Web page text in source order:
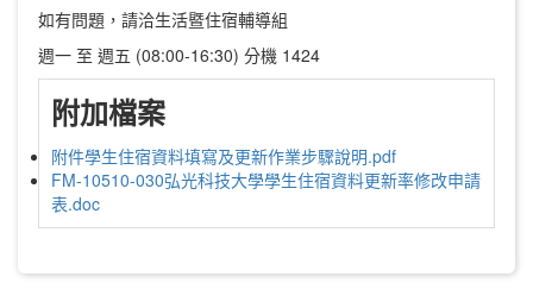
如有問題，請洽生活暨住宿輔導組
週一 至 週五 (08:00-16:30) 分機 1424
附加檔案
附件學生住宿資料填寫及更新作業步驟說明.pdf
FM-10510-030弘光科技大學學生住宿資料更新率修改申請
表.doc